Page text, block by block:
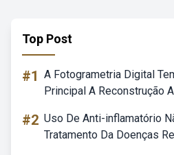
Top Post
#1 A Fotogrametria Digital
Principal A Reconstrução
#2 Uso De Anti-inflamatório
Tratamento Da Doenças